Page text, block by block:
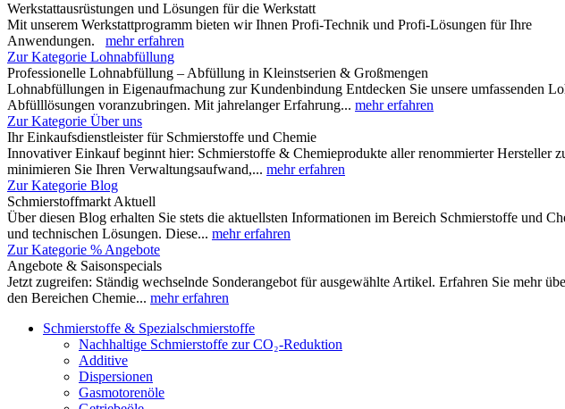
Werkstattausrüstungen und Lösungen für die Werkstatt
Mit unserem Werkstattprogramm bieten wir Ihnen Profi-Technik und Profi-Lösungen für Ihre
Anwendungen. mehr erfahren
Zur Kategorie Lohnabfüllung
Professionelle Lohnabfüllung – Abfüllung in Kleinstserien & Großmengen
Lohnabfüllungen in Eigenaufmachung zur Kundenbindung Entdecken Sie unsere umfassenden
Abfülllösungen voranzubringen. Mit jahrelanger Erfahrung... mehr erfahren
Zur Kategorie Über uns
Ihr Einkaufsdienstleister für Schmierstoffe und Chemie
Innovativer Einkauf beginnt hier: Schmierstoffe & Chemieprodukte aller renommierter Hersteller
minimieren Sie Ihren Verwaltungsaufwand,... mehr erfahren
Zur Kategorie Blog
Schmierstoffmarkt Aktuell
Über diesen Blog erhalten Sie stets die aktuellsten Informationen im Bereich Schmierstoffe und
und technischen Lösungen. Diese... mehr erfahren
Zur Kategorie % Angebote
Angebote & Saisonspecials
Jetzt zugreifen: Ständig wechselnde Sonderangebot für ausgewählte Artikel. Erfahren Sie mehr
den Bereichen Chemie... mehr erfahren
Schmierstoffe & Spezialschmierstoffe
Nachhaltige Schmierstoffe zur CO₂-Reduktion
Additive
Dispersionen
Gasmotorenöle